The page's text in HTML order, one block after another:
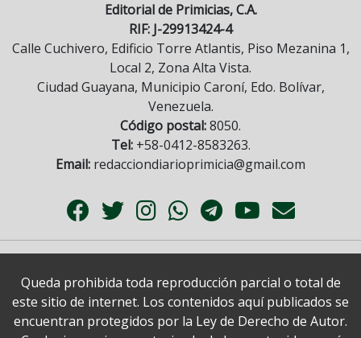
Editorial de Primicias, C.A.
RIF: J-29913424-4
Calle Cuchivero, Edificio Torre Atlantis, Piso Mezanina 1,
Local 2, Zona Alta Vista.
Ciudad Guayana, Municipio Caroní, Edo. Bolívar,
Venezuela.
Código postal:8050.
Tel:+58-0412-8583263.
Email: redacciondiarioprimicia@gmail.com
Queda prohibida toda reproducción parcial o total de
este sitio de internet. Los contenidos aquí publicados se
encuentran protegidos por la Ley de Derecho de Autor.